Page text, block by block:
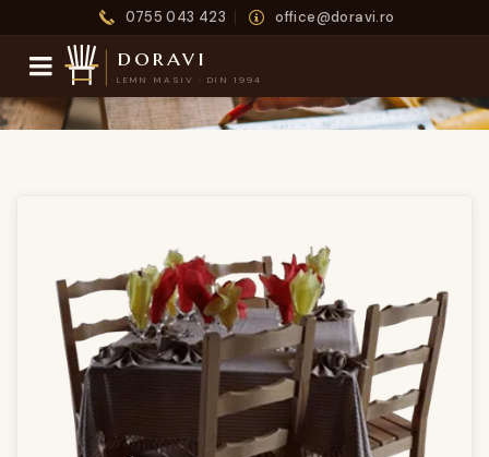
0755 043 423 office@doravi.ro
doravi
LEMN MASIV · DIN 1994